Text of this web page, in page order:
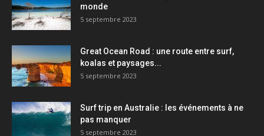
monde
5 septembre 2023
Great Ocean Road : une route entre surf,
koalas et paysages...
5 septembre 2023
Surf trip en Australie : les événements à ne
pas manquer
5 septembre 2023